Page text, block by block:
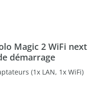
Magic 2 WiFi next
démarrage
(1x LAN, 1x WiFi)